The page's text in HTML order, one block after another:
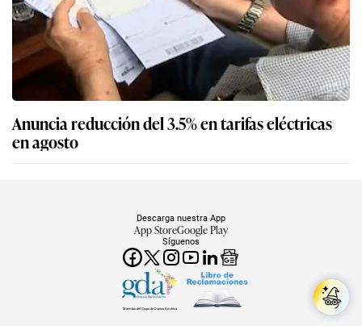
Anuncia reducción del 3.5% en tarifas eléctricas
en agosto
Síguenos
Descarga nuestra App
App StoreGoogle Play
Miembro del Grupo de Diarios América